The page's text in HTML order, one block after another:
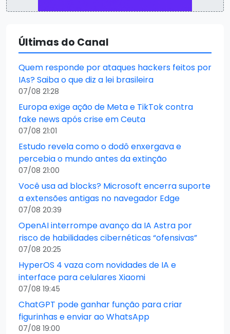
Últimas do Canal
Quem responde por ataques hackers feitos por
IAs? Saiba o que diz a lei brasileira
07/08 21:28
Europa exige ação de Meta e TikTok contra
fake news após crise em Ceuta
07/08 21:01
Estudo revela como o dodô enxergava e
percebia o mundo antes da extinção
07/08 21:00
Você usa ad blocks? Microsoft encerra suporte
a extensões antigas no navegador Edge
07/08 20:39
OpenAI interrompe avanço da IA Astra por
risco de habilidades cibernéticas “ofensivas”
07/08 20:25
HyperOS 4 vaza com novidades de IA e
interface para celulares Xiaomi
07/08 19:45
ChatGPT pode ganhar função para criar
figurinhas e enviar ao WhatsApp
07/08 19:00